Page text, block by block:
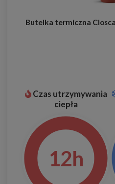
Butelka termiczna
Czas utrzymywania
ciepła
12h